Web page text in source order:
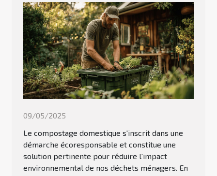
09/05/2025
Le compostage domestique s'inscrit dans une
démarche écoresponsable et constitue une
solution pertinente pour réduire l'impact
environnemental de nos déchets ménagers. En